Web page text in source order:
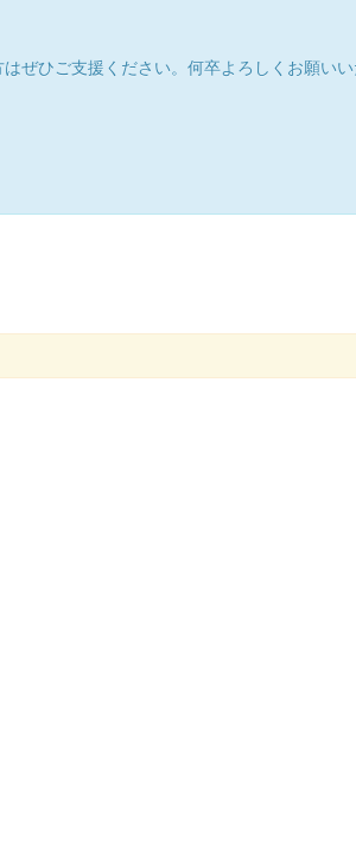
ぜひご支援ください。何卒よろしくお願いい